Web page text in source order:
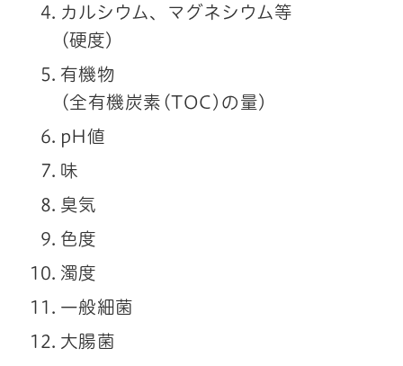
カルシウム、マグネシウム等
(硬度)
有機物
(全有機炭素(TOC)の量)
pH値
味
臭気
色度
濁度
一般細菌
大腸菌